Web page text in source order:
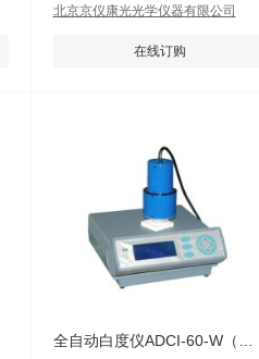
北京京仪康光光学仪器有限公司
在线订购